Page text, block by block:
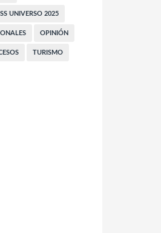
UNIVERSO 2025
OPINIÓN
TURISMO